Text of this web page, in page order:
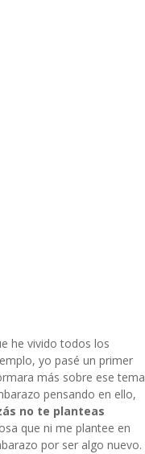
he vivido todos los
yo pasé un primer
más sobre ese tema
pensando en ello,
no te planteas
que ni me plantee en
por ser algo nuevo.